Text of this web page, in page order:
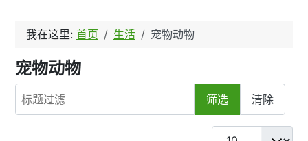
我在这里: 首页 生活 宠物动物
宠物动物
标题过滤
筛选 清除
每页显示条数